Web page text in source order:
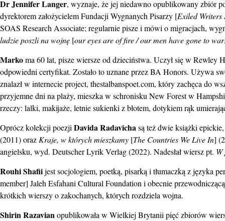
Dr Jennifer Langer, wyznaje, że jej niedawno opublikowany zbiór
dyrektorem założycielem Fundacji Wygnanych Pisarzy [Exiled Writers
SOAS Research Associate; regularnie pisze i mówi o migracjach,
ludzie poszli na wojnę [our eyes are of fire / our men have gone to war
Markoma 60 lat, pisze wiersze od dzieciństwa. Uczył się w
odpowiedni certyfikat. Zostało to uznane przez BA Honors. Używa
znalazł w internecie project, thestalbanspoet.com, który zachęca do
przyjemne dni na plaży, mieszka w schronisku New Forest w
rzeczy: lalki, makijaże, letnie sukienki z błotem, dotykiem rąk
Oprócz kolekcji poezji Davida Radavichasą też dwie książki
(2011) oraz Kraje, w których mieszkamy [The Countries We Live In]
angielsku, wyd. Deutscher Lyrik Verlag (2022). Nadesłał wiersz pt.
Rouhi Shafiijest socjologiem, poetką, pisarką i tłumaczką z języka
member] Jaleh Esfahani Cultural Foundation i obecnie
krótkich wierszy o zakochanych, których rozdziela wojna.
Shirin Razavianopublikowała w Wielkiej Brytanii pięć zbiorów